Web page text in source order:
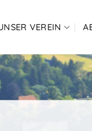
VEREIN